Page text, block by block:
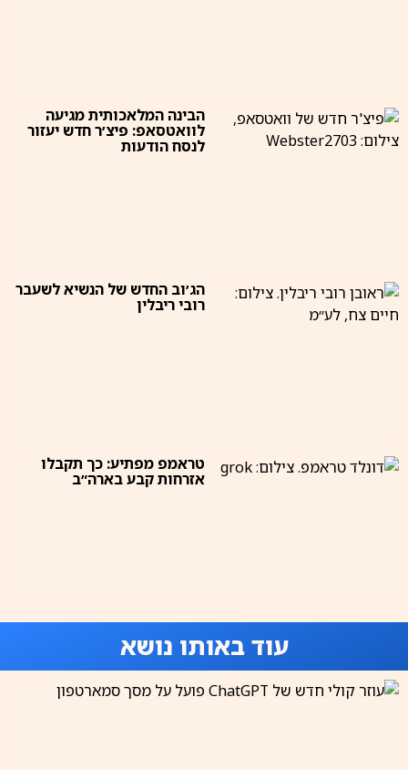
הבינה המלאכותית מגיעה
לוואטסאפ: פיצ׳ר חדש יעזור
לנסח הודעות
הג׳וב החדש של הנשיא לשעבר
רובי ריבלין
טראמפ מפתיע: כך תקבלו
אזרחות קבע בארה״ב
עוד באותו נושא